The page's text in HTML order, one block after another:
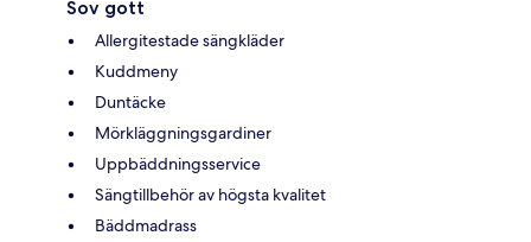
Sov gott
Allergitestade sängkläder
Kuddmeny
Duntäcke
Mörkläggningsgardiner
Uppbäddningsservice
Sängtillbehör av högsta kvalitet
Bäddmadrass